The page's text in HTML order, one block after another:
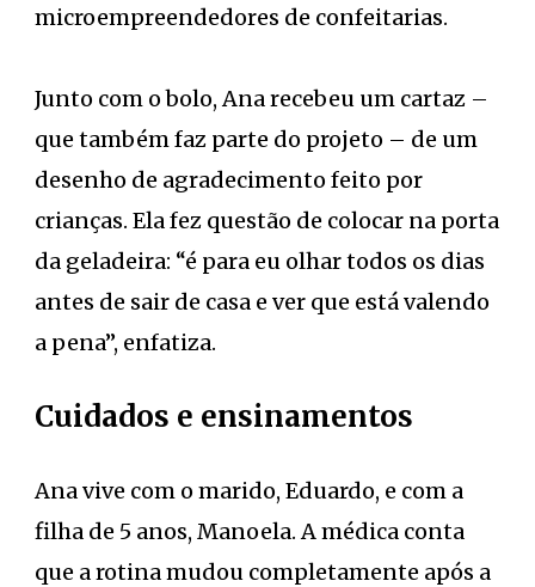
microempreendedores de confeitarias.
Junto com o bolo, Ana recebeu um cartaz –
que também faz parte do projeto – de um
desenho de agradecimento feito por
crianças. Ela fez questão de colocar na porta
da geladeira: “é para eu olhar todos os dias
antes de sair de casa e ver que está valendo
a pena”, enfatiza.
Cuidados e ensinamentos
Ana vive com o marido, Eduardo, e com a
filha de 5 anos, Manoela. A médica conta
que a rotina mudou completamente após a